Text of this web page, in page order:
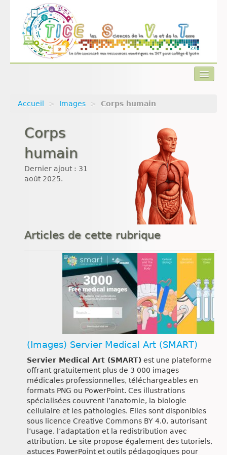
Plan du site
Qui sommes-nous ?
Contact
Accueil > Images > Corps humain
Corps
humain
Dernier ajout : 31
août 2025.
Articles de cette rubrique
(Images) Servier Medical Art (SMART)
Servier Medical Art (SMART) est une plateforme
offrant gratuitement plus de 3 000 images
médicales professionnelles, téléchargeables en
formats PNG ou PowerPoint. Ces illustrations
spécialisées couvrent l’anatomie, la biologie
cellulaire et les pathologies. Elles sont disponibles
sous licence Creative Commons BY 4.0, autorisant
l’usage, l’adaptation et la redistribution avec
attribution. Le site propose également des tutoriels,
astuces PowerPoint et outils pédagogiques pour